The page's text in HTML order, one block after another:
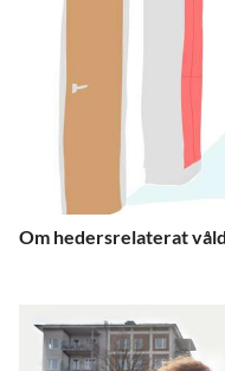
Om hedersrelaterat